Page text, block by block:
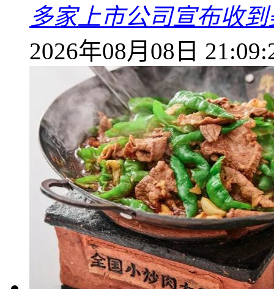
多家上市公司宣布收
2026年08月08日